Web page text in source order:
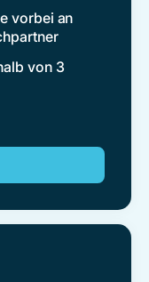
vorbei an
von 3